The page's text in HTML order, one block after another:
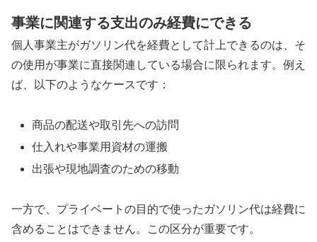
事業に関連する支出のみ経費にできる
個人事業主がガソリン代を経費として計上できるのは、そ
の使用が事業に直接関連している場合に限られます。例え
ば、以下のようなケースです：
商品の配送や取引先への訪問
仕入れや事業用資材の運搬
出張や現地調査のための移動
一方で、プライベートの目的で使ったガソリン代は経費に
含めることはできません。この区分が重要です。